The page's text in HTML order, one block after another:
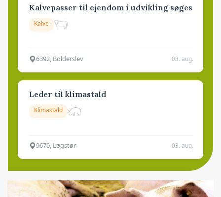
Kalvepasser til ejendom i udvikling søges
Kalve
6392, Bolderslev 03. aug.
Leder til klimastald
Klimastald
9670, Løgstør 03. aug.